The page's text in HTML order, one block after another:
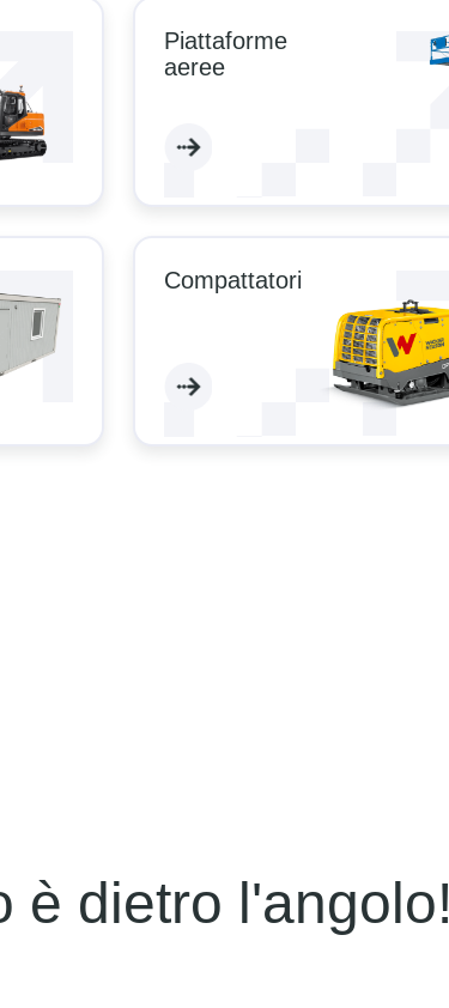
Piattaforme
aeree
Compattatori
è dietro l'angolo!